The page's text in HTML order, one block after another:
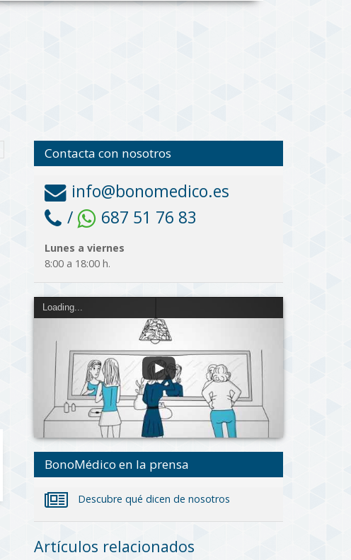
Contacta con nosotros
info@bonomedico.es
/
687 51 76 83
Lunes a viernes
8:00 a 18:00 h.
Loading...
BonoMédico en la prensa
Descubre qué dicen de nosotros
Artículos relacionados